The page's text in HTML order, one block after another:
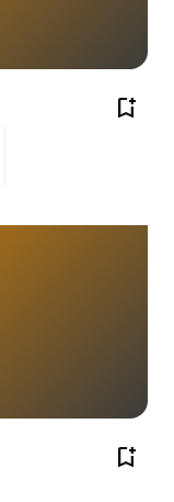
bookmark_add
bookmark_add